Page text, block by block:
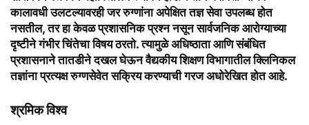
कालावधी उलटल्यावरही जर रुग्णांना अपेक्षित तज्ञ सेवा उपलब्ध होत
नसतील, तर हा केवळ प्रशासनिक प्रश्न नसून सार्वजनिक आरोग्याच्या
दृष्टीने गंभीर चिंतेचा विषय ठरतो. त्यामुळे अधिष्ठाता आणि संबंधित
प्रशासनाने तातडीने दखल घेऊन वैद्यकीय शिक्षण विभागातील क्लिनिकल
तज्ञांना प्रत्यक्ष रुग्णसेवेत सक्रिय करण्याची गरज अधोरेखित होत आहे.
श्रमिक विश्व